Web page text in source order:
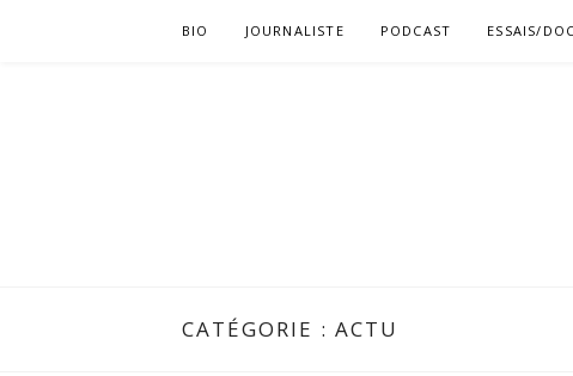
BIO JOURNALISTE PODCAST ESSAIS/
CATÉGORIE : ACTU